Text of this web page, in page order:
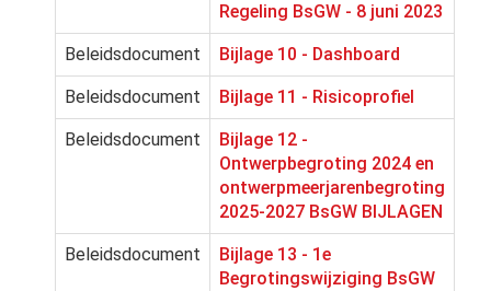
Regeling BsGW - 8 juni 2023
Beleidsdocument Bijlage 10 - Dashboard
Beleidsdocument Bijlage 11 - Risicoprofiel
Beleidsdocument
Bijlage 12 -
Ontwerpbegroting 2024 en
ontwerpmeerjarenbegroting
2025-2027 BsGW BIJLAGEN
Beleidsdocument
Bijlage 13 - 1e
Begrotingswijziging BsGW